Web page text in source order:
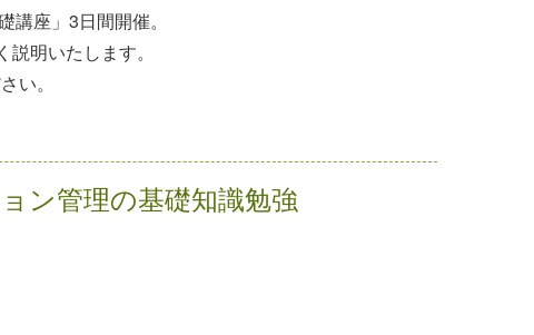
座」3日間開催。
明いたします。
い。
ン管理の基礎知識勉強